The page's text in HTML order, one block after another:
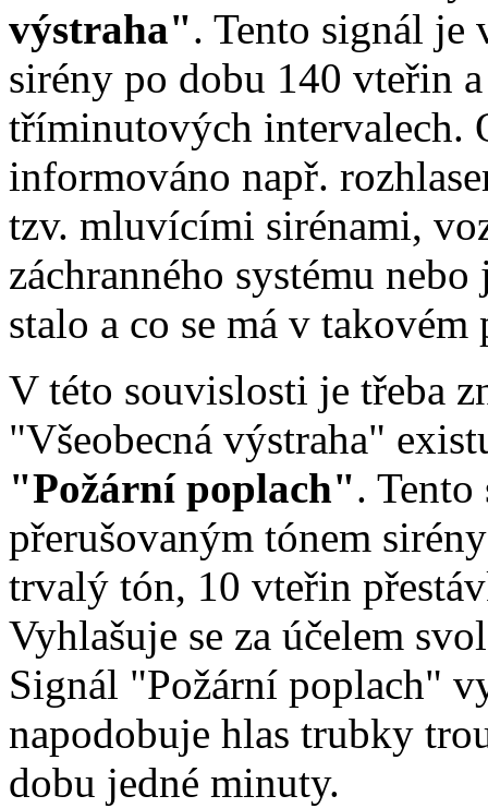
výstraha". Tento signál je
sirény po dobu 140 vteřin
tříminutových intervalech.
informováno např.
tzv. mluvícími sirénami,
záchranného systému
stalo a co se má v takovém
V této souvislosti je třeba
"Všeobecná výstraha"
"Požární poplach".
přerušovaným tónem
trvalý tón, 10 vteřin
Vyhlašuje se za účelem
Signál "Požární poplach"
napodobuje hlas trubky
dobu jedné minuty.